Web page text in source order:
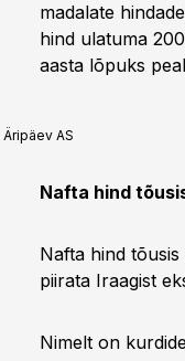
madalate
hind ulatuma
aasta lõpuks
Äripäev AS
Nafta hind
Nafta hind
piirata Iraagist
Nimelt on